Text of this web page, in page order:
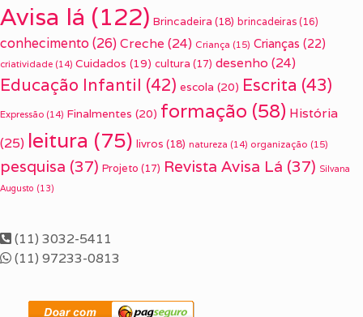
Avisa lá (122) Brincadeira (18) brincadeiras (16)
conhecimento(26) Creche (24) Criança (15) Crianças (22)
criatividade (14) Cuidados (19) cultura (17) desenho (24)
Educação Infantil (42) escola (20) Escrita (43)
Expressão (14) Finalmentes (20) formação (58) História
(25) leitura (75) livros (18) natureza (14) organização (15)
pesquisa (37) Projeto (17) Revista Avisa Lá (37) Silvana
Augusto (13)
(11) 3032-5411
(11) 97233-0813